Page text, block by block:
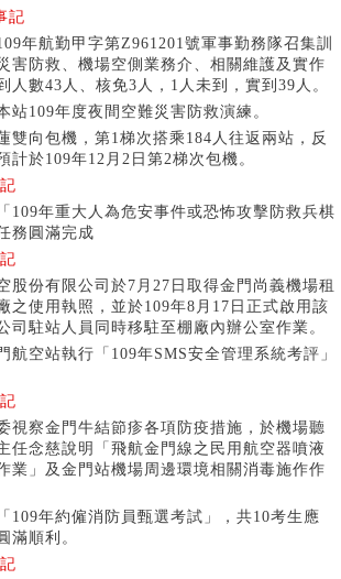
記
年航勤甲字第Z961201號軍事勤務隊召集訓
害防救、機場空側業務介、相關維護及實作
人數43人、核免3人，1人未到，實到39人。
站109年度夜間空難災害防救演練。
雙向包機，第1梯次搭乘184人往返兩站，反
計於109年12月2日第2梯次包機。
109年重大人為危安事件或恐怖攻擊防救兵棋
務圓滿完成
股份有限公司於7月27日取得金門尚義機場租
之使用執照，並於109年8月17日正式啟用該
司駐站人員同時移駐至棚廠內辦公室作業。
航空站執行「109年SMS安全管理系統考評」
視察金門牛結節疹各項防疫措施，於機場聽
任念慈說明「飛航金門線之民用航空器噴液
業」及金門站機場周邊環境相關消毒施作作
109年約僱消防員甄選考試」，共10考生應
滿順利。